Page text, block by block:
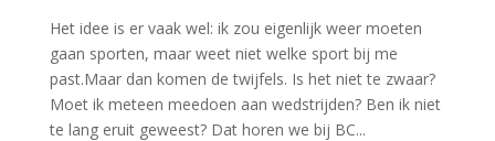
Het idee is er vaak wel: ik zou eigenlijk weer moeten
gaan sporten, maar weet niet welke sport bij me
past.Maar dan komen de twijfels. Is het niet te zwaar?
Moet ik meteen meedoen aan wedstrijden? Ben ik niet
te lang eruit geweest? Dat horen we bij BC...